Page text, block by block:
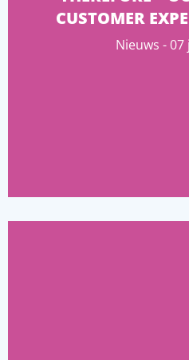
CUSTOMER
Nieuws -